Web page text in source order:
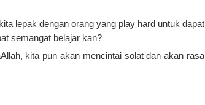
lepak dengan orang yang play hard untuk dapat
semangat belajar kan?
kita pun akan mencintai solat dan akan rasa